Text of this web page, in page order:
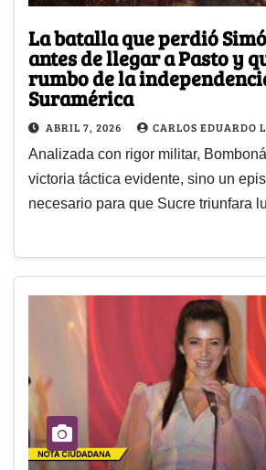
La batalla que perdió
antes de llegar a Pasto y
rumbo de la
Suramérica
ABRIL 7, 2026 CARLOS EDUARDO
Analizada con rigor militar,
victoria táctica evidente, sino un
necesario para que Sucre triunfara